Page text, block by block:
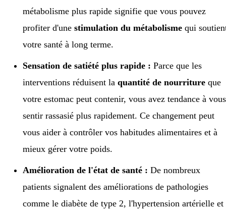
métabolisme plus rapide signifie que vous pouvez
profiter d'unestimulation du métabolisme qui
votre santé à long terme.
Sensation de satiété plus rapide :Parce que les
interventions réduisent laquantité de nourriture que
votre estomac peut contenir, vous avez tendance à vous
sentir rassasié plus rapidement. Ce changement peut
vous aider à contrôler vos habitudes alimentaires et à
mieux gérer votre poids.
Amélioration de l'état de santé :De nombreux
patients signalent des améliorations de pathologies
comme le diabète de type 2, l'hypertension artérielle et